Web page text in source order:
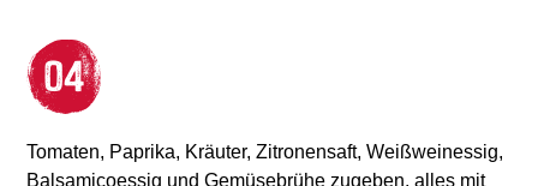
Tomaten, Paprika, Kräuter, Zitronensaft, Weißweinessig,
Balsamicoessig und Gemüsebrühe zugeben, alles mit